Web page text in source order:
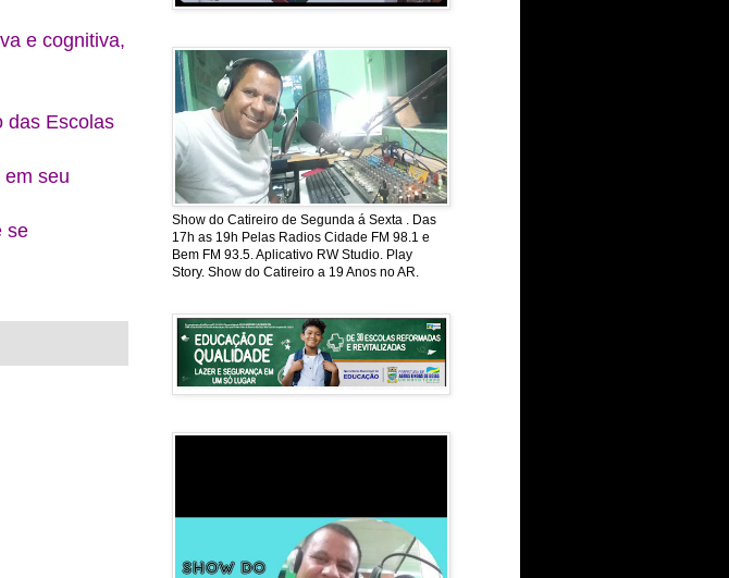
e cognitiva,
das Escolas
seu
se
Show do Catireiro de Segunda á Sexta . Das
17h as 19h Pelas Radios Cidade FM 98.1 e
Bem FM 93.5. Aplicativo RW Studio. Play
Story. Show do Catireiro a 19 Anos no AR.